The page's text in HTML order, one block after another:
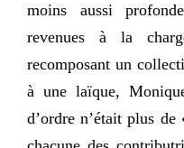
moins aussi
revenues à la
recomposant un
à une laïque,
d’ordre n’était plus